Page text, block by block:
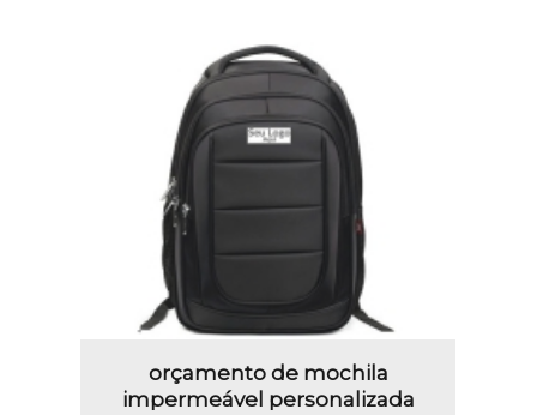
orçamento de mochila
impermeável personalizada